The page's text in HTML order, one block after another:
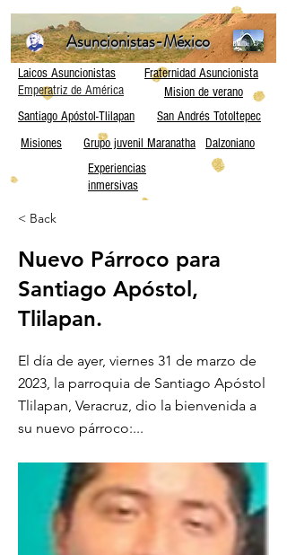
Asuncionistas-México
Laicos Asuncionistas
Fraternidad Asuncionista
Emperatriz de América
Mision de verano
Santiago Apóstol-Tlilapan
San Andrés Totoltepec
Misiones
Grupo juvenil Maranatha
Dalzoniano
Experiencias
inmersivas
< Back
Nuevo Párroco para
Santiago Apóstol,
Tlilapan.
El día de ayer, viernes 31 de marzo de
2023, la parroquia de Santiago Apóstol
Tlilapan, Veracruz, dio la bienvenida a
su nuevo párroco:...